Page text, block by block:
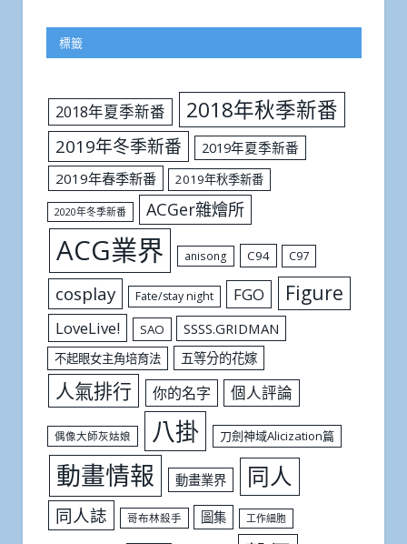
標籤
2018年夏季新番 2018年秋季新番
2019年冬季新番
2019年夏季新番
2019年春季新番
2019年秋季新番
2020年冬季新番 ACGer雜燴所
ACG業界 anisong C94 C97
cosplay Fate/stay night FGO Figure
LoveLive! SAO SSSS.GRIDMAN
不起眼女主角培育法 五等分的花嫁
人氣排行 你的名字 個人評論
偶像大師灰姑娘 八掛 刀劍神域Alicization篇
動畫情報 動畫業界 同人
同人誌 哥布林殺手 圖集 工作細胞